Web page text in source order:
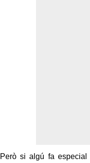
Però si algú fa especial